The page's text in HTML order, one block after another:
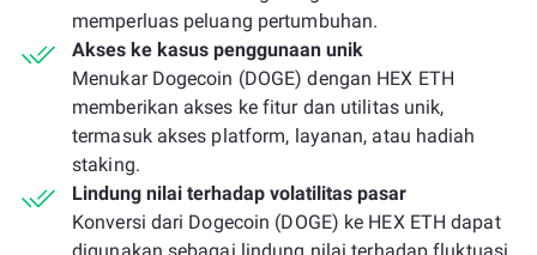
memperluas peluang pertumbuhan.
Akses ke kasus penggunaan unik
Menukar Dogecoin (DOGE) dengan HEX ETH
memberikan akses ke fitur dan utilitas unik,
termasuk akses platform, layanan, atau hadiah
staking.
Lindung nilai terhadap volatilitas pasar
Konversi dari Dogecoin (DOGE) ke HEX ETH dapat